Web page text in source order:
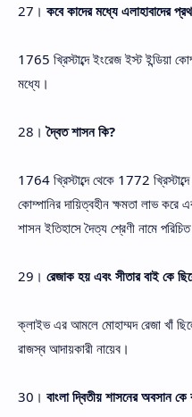
27। কবে কাদের মধ্যে এলাহাবাদের
1765 খ্রিস্টাব্দে ইংরেজ ইস্ট ইন্ডিয়া
মধ্যে।
28।দ্বৈত শাসন কি?
1764 খ্রিস্টাব্দে থেকে 1772
কোম্পানির দায়িত্বহীন ক্ষমতা লাভ করে
শাসন ইতিহাসে দৈত্য শ্রেণী নামে
29। রেজাক হয় এবং সীতার বাই কে
ক্লাইভ এর আমলে মোহাম্মদ রেজা খাঁ
রাজস্ব আদায়কারী নায়েব।
30। বাংলা দ্বিতীয় শাসনের অবসান